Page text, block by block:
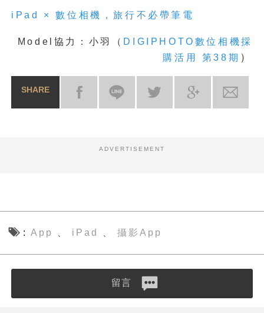
iPad ×數位相機，旅行不必帶筆電
Model協力：小羽（ DIGIPHOTO數位相機採
購活用 第38期 ）
SHARE
ADVERTISEMENT
App 、 iPad 、 攝影App
留言